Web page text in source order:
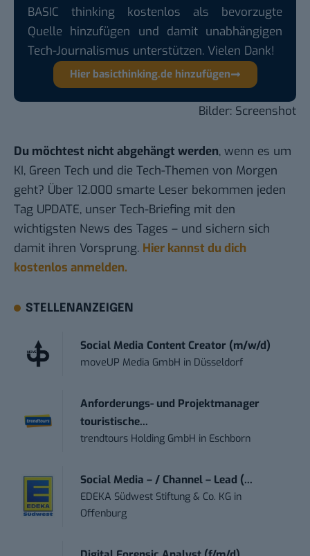
BASIC thinking kostenlos als bevorzugte
Quelle hinzufügen und damit unabhängigen
Tech-Journalismus unterstützen. Vielen Dank!
Hier basicthinking.de hinzufügen
Bilder: Screenshot
Du möchtest nicht abgehängt werden, wenn es um
KI, Green Tech und die Tech-Themen von Morgen
geht? Über 12.000 smarte Leser bekommen jeden
Tag UPDATE, unser Tech-Briefing mit den
wichtigsten News des Tages – und sichern sich
damit ihren Vorsprung. Hier kannst du dich
kostenlos anmelden.
STELLENANZEIGEN
Social Media Content Creator (m/w/d)
moveUP Media GmbH in Düsseldorf
Anforderungs- und Projektmanager
touristische...
trendtours Holding GmbH in Eschborn
Social Media – / Channel – Lead (...
EDEKA Südwest Stiftung & Co. KG in
Offenburg